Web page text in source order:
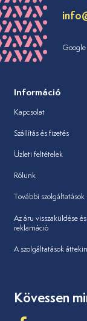
Információ
Kapcsolat
Szállítás és fizetés
Üzleti feltételek
Rólunk
További szolgáltatások
Az áru visszaküldése és
reklamáció
A szolgáltatások
Kövessen